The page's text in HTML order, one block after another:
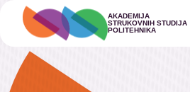
AKADEMIJA
STRUKOVNIH STUDIJA
POLITEHNIKA